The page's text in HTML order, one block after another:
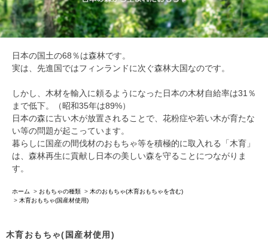
日本の国土の68％は森林です。
実は、先進国ではフィンランドに次ぐ森林大国なのです。
しかし、木材を輸入に頼るようになった日本の木材自給率は31％
まで低下。（昭和35年は89%）
日本の森に古い木が放置されることで、花粉症や若い木が育たな
い等の問題が起こっています。
暮らしに国産の間伐材のおもちゃ等を積極的に取入れる「木育」
は、森林再生に貢献し日本の美しい森を守ることにつながりま
す。
ホーム > おもちゃの種類 > 木のおもちゃ(木育おもちゃを含む)
> 木育おもちゃ(国産材使用)
木育おもちゃ(国産材使用)